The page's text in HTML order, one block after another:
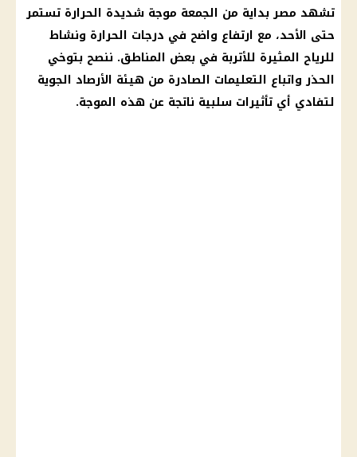
تشهد مصر بداية من الجمعة موجة شديدة الحرارة تستمر
حتى الأحد، مع ارتفاع واضح في درجات الحرارة ونشاط
للرياح المثيرة للأتربة في بعض المناطق. ننصح بتوخي
الحذر واتباع التعليمات الصادرة من هيئة الأرصاد الجوية
لتفادي أي تأثيرات سلبية ناتجة عن هذه الموجة.